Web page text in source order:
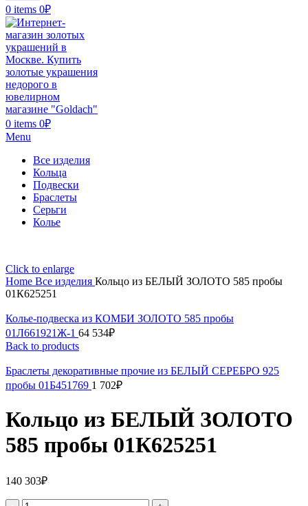
0 items 0₽
0 items 0₽
Menu
Все изделия
Кольца
Подвески
Браслеты
Серьги
Колье
Click to enlarge
Home Все изделия Кольцо из БЕЛЫЙ ЗОЛОТО 585 пробы
01К625251
Колье-подвеска из КОМБИ ЗОЛОТО 585 пробы
01Л661921Ж-1 64 534₽
Back to products
Браслеты декоративные прочие из БЕЛЫЙ СЕРЕБРО 925
пробы 01Б451769 1 702₽
Кольцо из БЕЛЫЙ ЗОЛОТО
585 пробы 01К625251
140 303₽